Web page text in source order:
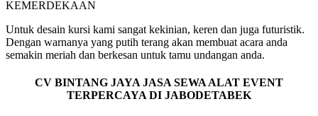
Untuk desain kursi kami sangat kekinian, keren dan juga futuristik.
Dengan warnanya yang putih terang akan membuat acara anda
semakin meriah dan berkesan untuk tamu undangan anda.
CV BINTANG JAYA JASA SEWA ALAT EVENT
TERPERCAYA DI JABODETABEK